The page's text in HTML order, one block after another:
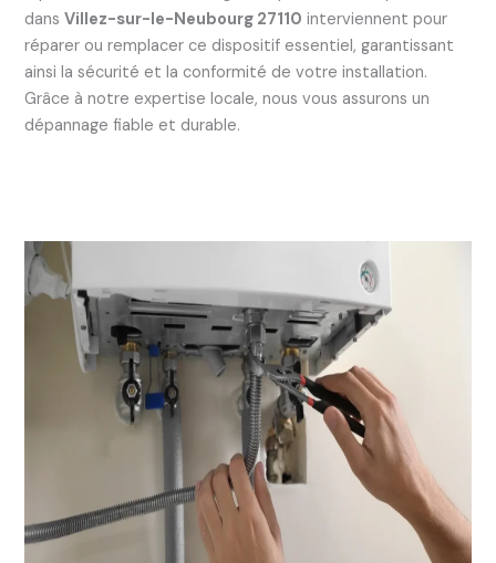
dans Villez-sur-le-Neubourg 27110 interviennent pour
réparer ou remplacer ce dispositif essentiel, garantissant
ainsi la sécurité et la conformité de votre installation.
Grâce à notre expertise locale, nous vous assurons un
dépannage fiable et durable.